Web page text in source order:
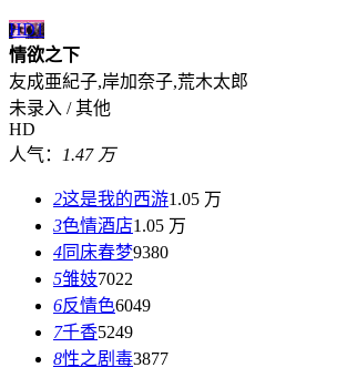
HD1
情欲之下
友成亜紀子,岸加奈子,荒木太郎
未录入 / 其他
HD
人气：
1.47 万
2这是我的西游1.05 万
3色情酒店1.05 万
4同床春梦9380
5雏妓7022
6反情色6049
7千香5249
8性之剧毒3877